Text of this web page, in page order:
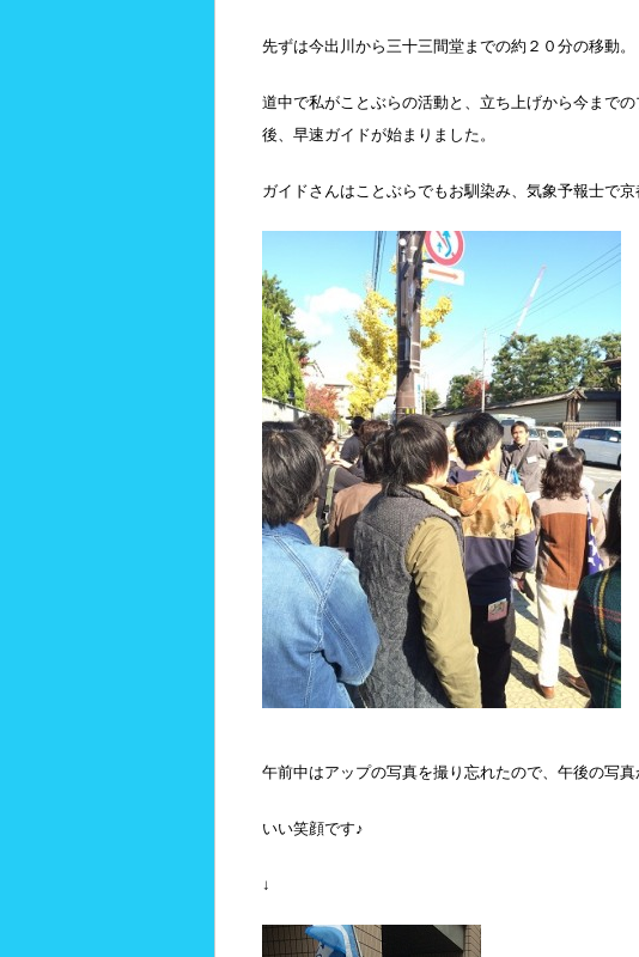
先ずは今出川から三十三間堂までの約２０分の移動。
道中で私がことぶらの活動と、立ち上げから今まで
後、早速ガイドが始まりました。
ガイドさんはことぶらでもお馴染み、気象予報士で京
午前中はアップの写真を撮り忘れたので、午後の写真
いい笑顔です♪
↓